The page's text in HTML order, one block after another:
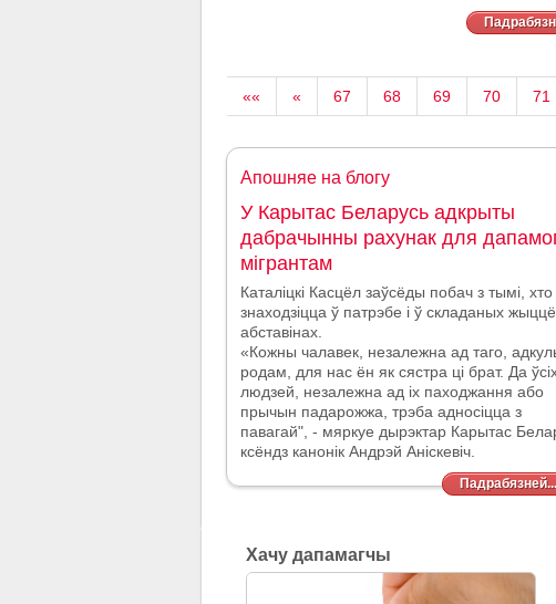
«« « 67 68 69 70 71
Апошняе на блогу
У Карытас Беларусь адкрыты
дабрачынны рахунак для
мігрантам
Каталіцкі Касцёл заўсёды побач з тымі, хто
знаходзіцца ў патрэбе і ў складаных
абставінах.
«Кожны чалавек, незалежна ад таго,
родам, для нас ён як сястра ці брат. Да
людзей, незалежна ад іх паходжання або
прычын падарожжа, трэба адносіцца з
павагай", - мяркуе дырэктар Карытас
ксёндз канонік Андрэй Аніскевіч.
Падрабязней...
Хачу дапамагчы